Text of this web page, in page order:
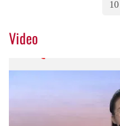
10
Video